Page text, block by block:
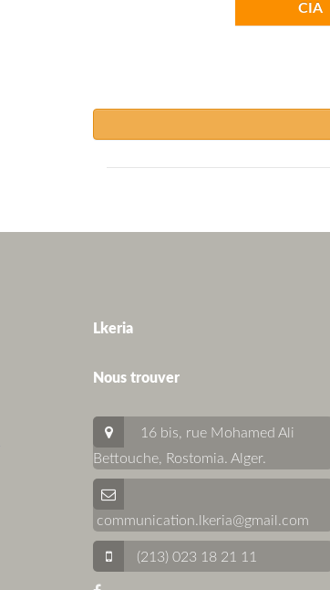
CIA
Lkeria
Nous trouver
16 bis, rue Mohamed Ali
Bettouche, Rostomia. Alger.
communication.lkeria@gmail.com
(213) 023 18 21 11